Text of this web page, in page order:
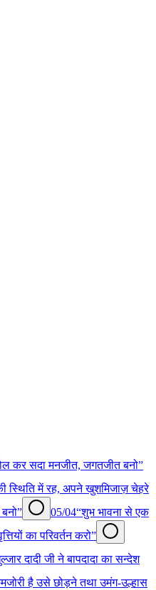
कर सदा मनजीत, जगतजीत बनो”
स्थिति में रह, अपने खुशमिजाज़ चेहरे
05/04“शुभ भावना से एक
का परिवर्तन करो”
दादी जी ने बापदादा का सन्देश
है उसे छोड़ने तथा उमंग-उल्हास